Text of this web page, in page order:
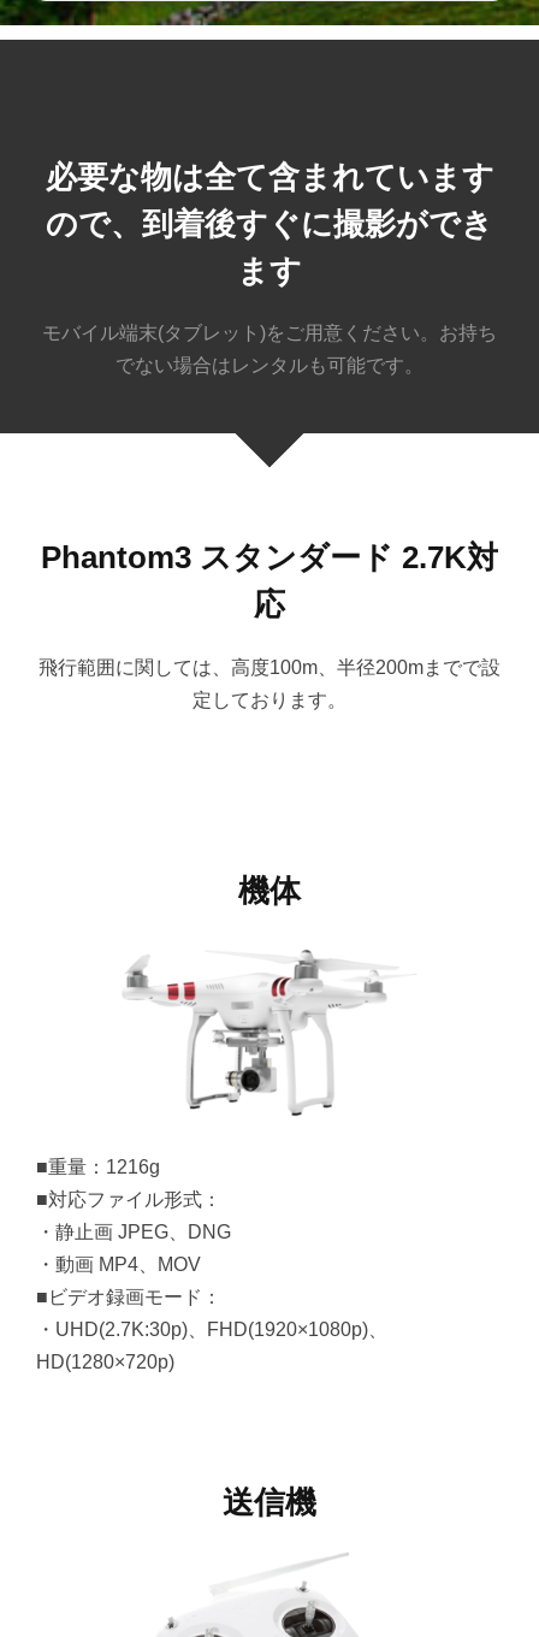
必要な物は全て含まれています
ので、到着後すぐに撮影ができ
ます
モバイル端末(タブレット)をご用意ください。お持ち
でない場合はレンタルも可能です。
Phantom3 スタンダード 2.7K対
応
飛行範囲に関しては、高度100m、半径200mまでで設
定しております。
機体
■重量：1216g
■対応ファイル形式：
・静止画 JPEG、DNG
・動画 MP4、MOV
■ビデオ録画モード：
・UHD(2.7K:30p)、FHD(1920×1080p)、
HD(1280×720p)
送信機